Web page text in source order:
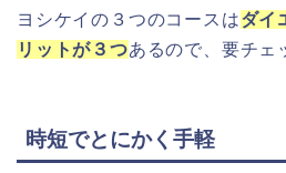
ヨシケイの３つのコースはダイ
リットが３つあるので、要チェ
時短でとにかく手軽